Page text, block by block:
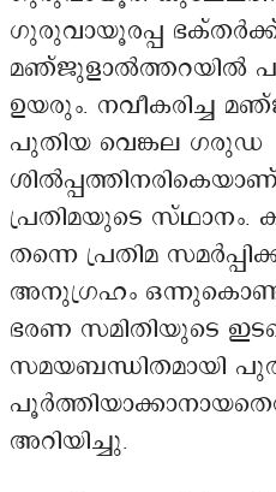
ഗുരുവായൂരപ്പ
മഞ്ജുളാൽത്തറയിൽ
ഉയരും. നവീകരിച്ച
പുതിയ വെങ്കല ഗരുഡ
പ്രതിമയുടെ സ്ഥാനം.
തന്നെ പ്രതിമ
അനുഗ്രഹം
ഭരണ സമിതിയുടെ
സമയബന്ധിതമായി
അറിയിച്ചു.